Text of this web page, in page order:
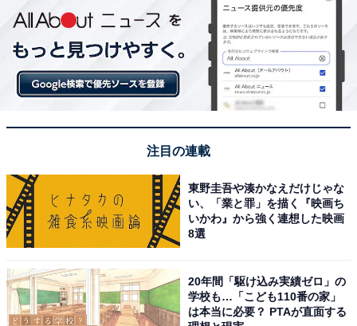
注目の連載
東野圭吾や湊かなえだけじゃな
い、「業と罪」を描く『映画ち
いかわ』から強く連想した映画
8選
20年間「駆け込み実績ゼロ」の
学校も…「こども110番の家」
は本当に必要？ PTAが直面する